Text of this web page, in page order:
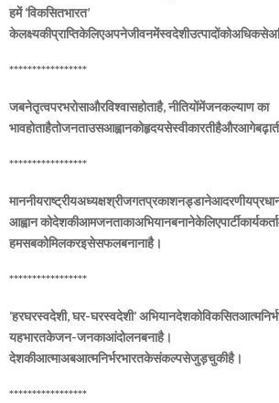
हमें ‘विकसितभारत’
*****************
जबनेतृत्वपरभरोसाऔरविश्वासहोताहै, नीतियोंमेंजनकल्याण का
*****************
आह्वान को
हमसबकोमिलकरइसेसफलबनानाहै।
*****************
‘हरघरस्वदेशी, घर-घरस्वदेशी’
यहभारतकेजन-जनकाआंदोलनबनाहै।
देशकीआत्माअबआत्मनिर्भरभारतकेसंकल्पसेजुड़चुकीहै।
*****************